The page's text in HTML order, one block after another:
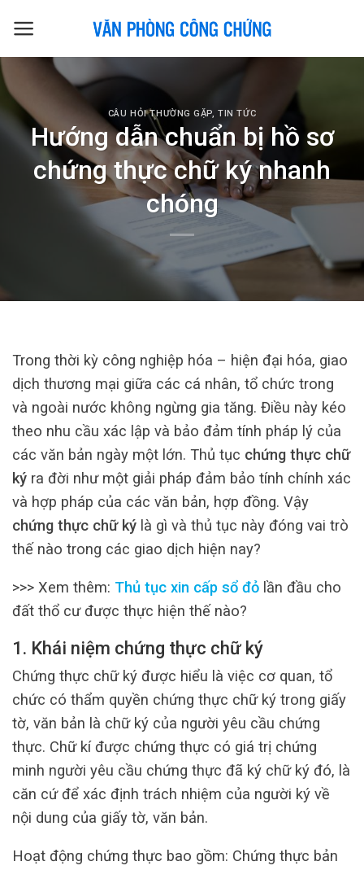
CÂU HỎI THƯỜNG GẶP,TIN TỨC
Hướng dẫn chuẩn bị hồ sơ
chứng thực chữ ký nhanh
chóng
Trong thời kỳ công nghiệp hóa – hiện đại hóa, giao
dịch thương mại giữa các cá nhân, tổ chức trong
và ngoài nước không ngừng gia tăng. Điều này kéo
theo nhu cầu xác lập và bảo đảm tính pháp lý của
các văn bản ngày một lớn. Thủ tục chứng thực chữ
ký ra đời như một giải pháp đảm bảo tính chính xác
và hợp pháp của các văn bản, hợp đồng. Vậy
chứng thực chữ ký là gì và thủ tục này đóng vai trò
thế nào trong các giao dịch hiện nay?
>>> Xem thêm: Thủ tục xin cấp sổ đỏ lần đầu cho
đất thổ cư được thực hiện thế nào?
1. Khái niệm chứng thực chữ ký
Chứng thực chữ ký được hiểu là việc cơ quan, tổ
chức có thẩm quyền chứng thực chữ ký trong giấy
tờ, văn bản là chữ ký của người yêu cầu chứng
thực. Chữ kí được chứng thực có giá trị chứng
minh người yêu cầu chứng thực đã ký chữ ký đó, là
căn cứ để xác định trách nhiệm của người ký về
nội dung của giấy tờ, văn bản.
Hoạt động chứng thực bao gồm: Chứng thực bản